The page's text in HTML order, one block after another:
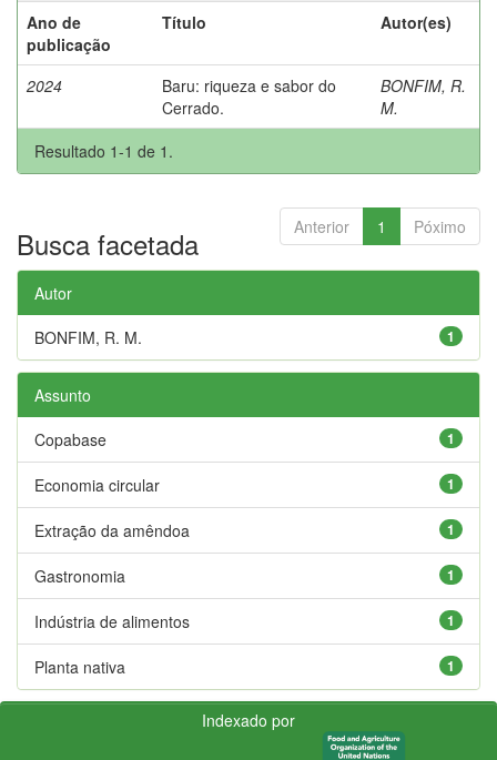
Ano de
publicação
Título Autor(es)
2024
Baru: riqueza e sabor do
Cerrado.
BONFIM, R.
M.
Resultado 1-1 de 1.
Anterior 1 Póximo
Busca facetada
Autor
1
BONFIM, R. M.
Assunto
1
Copabase
1
Economia circular
1
Extração da amêndoa
1
Gastronomia
1
Indústria de alimentos
1
Planta nativa
Indexado por